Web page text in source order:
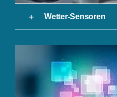
Wetter-Sensoren